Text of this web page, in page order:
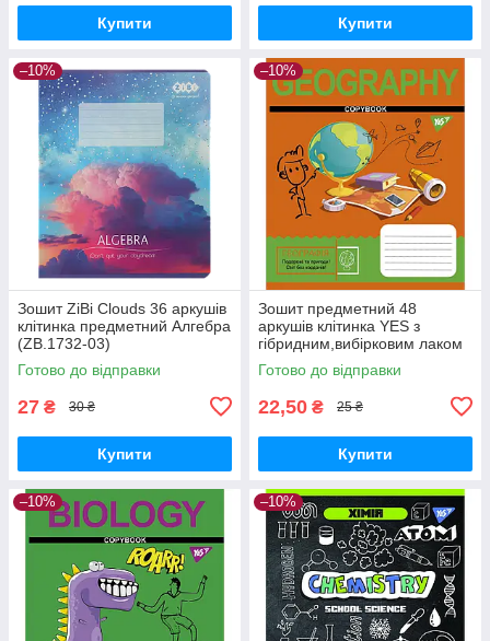
Купити Купити
–10%
Зошит ZiBi Clouds 36 аркушів
клітинка предметний Алгебра
(ZB.1732-03)
Готово до відправки
27 ₴ 30 ₴
Купити
–10%
Зошит предметний 48
аркушів клітинка YES з
гібридним,вибірковим лаком
ГЕОГРАФІЯ (Cool school
subjects)
Готово до відправки
22,50 ₴ 25 ₴
Купити
–10% –10%